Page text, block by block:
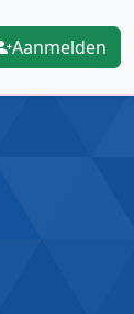
Aanmelden